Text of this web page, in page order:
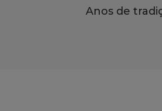
Anos de